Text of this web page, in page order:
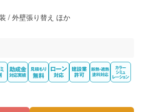
/ 外壁張り替え ほか